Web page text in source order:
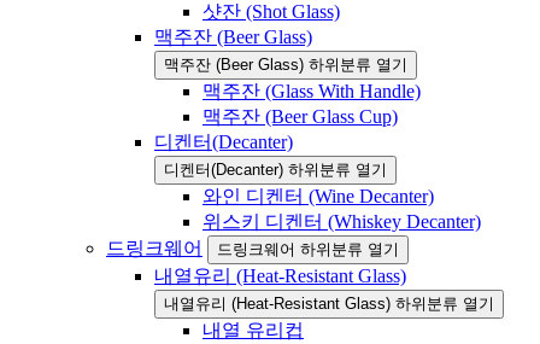
샷잔 (Shot Glass)
맥주잔 (Beer Glass)
맥주잔 (Beer Glass) 하위분류 열기
맥주잔 (Glass With Handle)
맥주잔 (Beer Glass Cup)
디켄터(Decanter)
디켄터(Decanter) 하위분류 열기
와인 디켄터 (Wine Decanter)
위스키 디켄터 (Whiskey Decanter)
드링크웨어
드링크웨어 하위분류 열기
내열유리 (Heat-Resistant Glass)
내열유리 (Heat-Resistant Glass) 하위분류 열기
내열 유리컵